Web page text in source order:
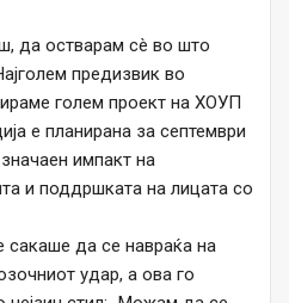
да остварам сè во што
предизвик во
голем проект на ХОУП
е планирана за септември
импакт на
и поддршката на лицата со
сакаше да се навраќа на
удар, а ова го